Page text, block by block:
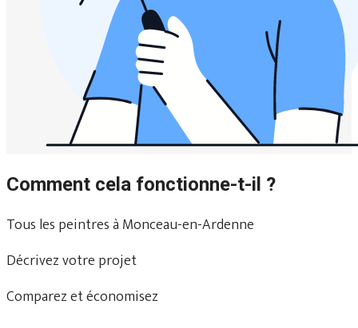
Comment cela fonctionne-t-il ?
Tous les peintres à Monceau-en-Ardenne
Décrivez votre projet
Comparez et économisez